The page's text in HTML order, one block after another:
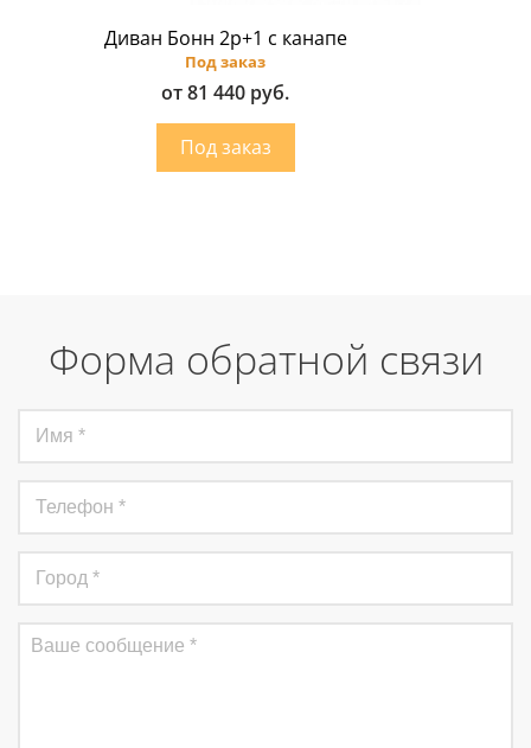
Диван Бонн 2p+1 с канапе
Под заказ
от 81 440 руб.
Форма обратной связи